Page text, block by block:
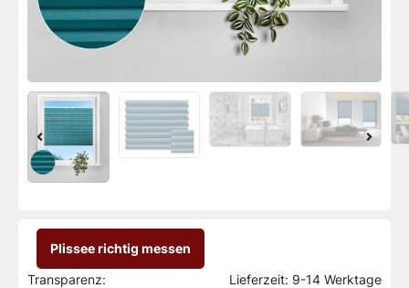
Plissee richtig messen
Transparenz:
Lieferzeit: 9-14 Werktage